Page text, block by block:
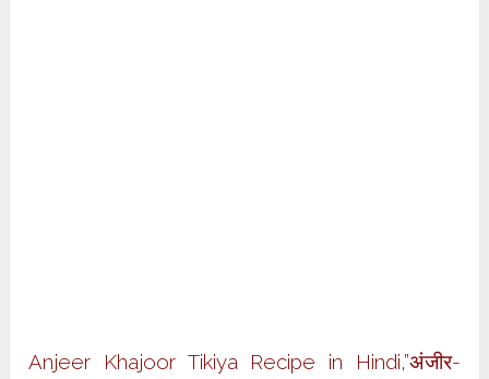
Anjeer Khajoor Tikiya Recipe in Hindi,”अंजीर-